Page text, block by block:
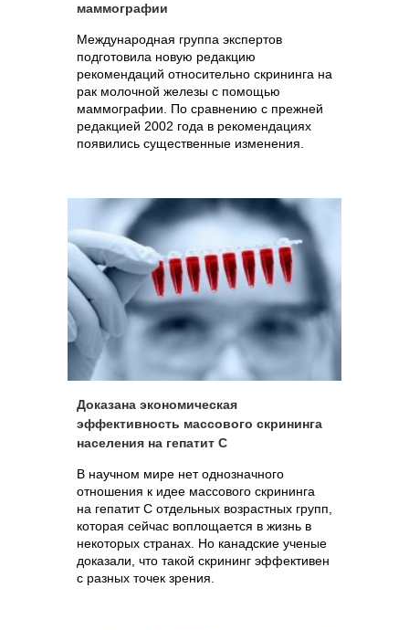
маммографии
Международная группа экспертов
подготовила новую редакцию
рекомендаций относительно скрининга на
рак молочной железы с помощью
маммографии. По сравнению с прежней
редакцией 2002 года в рекомендациях
появились существенные изменения.
Доказана экономическая
эффективность массового скрининга
населения на гепатит C
В научном мире нет однозначного
отношения к идее массового скрининга
на гепатит С отдельных возрастных групп,
которая сейчас воплощается в жизнь в
некоторых странах. Но канадские ученые
доказали, что такой скрининг эффективен
с разных точек зрения.